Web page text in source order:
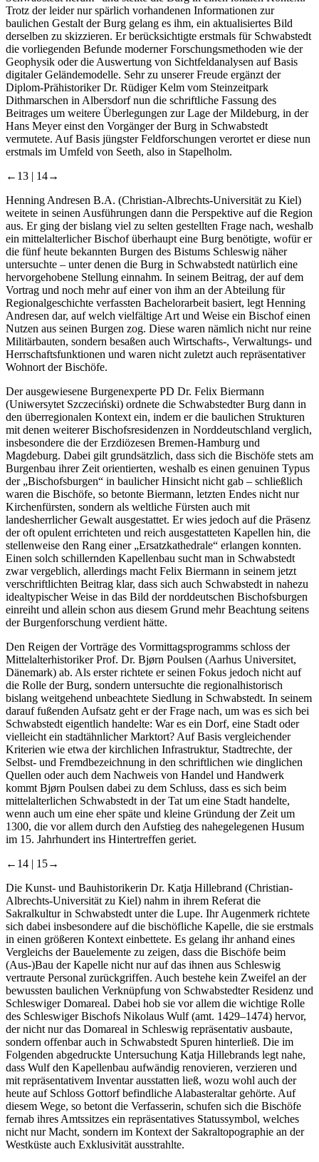
Trotz der leider nur spärlich vorhandenen Informationen zur
baulichen Gestalt der Burg gelang es ihm, ein aktualisiertes Bild
derselben zu skizzieren. Er berücksichtigte erstmals für Schwabstedt
die vorliegenden Befunde moderner Forschungsmethoden wie der
Geophysik oder die Auswertung von Sichtfeldanalysen auf Basis
digitaler Geländemodelle. Sehr zu unserer Freude ergänzt der
Diplom-Prähistoriker Dr. Rüdiger Kelm vom Steinzeitpark
Dithmarschen in Albersdorf nun die schriftliche Fassung des
Beitrages um weitere Überlegungen zur Lage der Mildeburg, in der
Hans Meyer einst den Vorgänger der Burg in Schwabstedt
vermutete. Auf Basis jüngster Feldforschungen verortet er diese nun
erstmals im Umfeld von Seeth, also in Stapelholm.
←13 | 14→
Henning Andresen B.A. (Christian-Albrechts-Universität zu Kiel)
weitete in seinen Ausführungen dann die Perspektive auf die Region
aus. Er ging der bislang viel zu selten gestellten Frage nach, weshalb
ein mittelalterlicher Bischof überhaupt eine Burg benötigte, wofür er
die fünf heute bekannten Burgen des Bistums Schleswig näher
untersuchte – unter denen die Burg in Schwabstedt natürlich eine
hervorgehobene Stellung einnahm. In seinem Beitrag, der auf dem
Vortrag und noch mehr auf einer von ihm an der Abteilung für
Regionalgeschichte verfassten Bachelorarbeit basiert, legt Henning
Andresen dar, auf welch vielfältige Art und Weise ein Bischof einen
Nutzen aus seinen Burgen zog. Diese waren nämlich nicht nur reine
Militärbauten, sondern besaßen auch Wirtschafts-, Verwaltungs- und
Herrschaftsfunktionen und waren nicht zuletzt auch repräsentativer
Wohnort der Bischöfe.
Der ausgewiesene Burgenexperte PD Dr. Felix Biermann
(Uniwersytet Szczeciński) ordnete die Schwabstedter Burg dann in
den überregionalen Kontext ein, indem er die baulichen Strukturen
mit denen weiterer Bischofsresidenzen in Norddeutschland verglich,
insbesondere die der Erzdiözesen Bremen-Hamburg und
Magdeburg. Dabei gilt grundsätzlich, dass sich die Bischöfe stets am
Burgenbau ihrer Zeit orientierten, weshalb es einen genuinen Typus
der „Bischofsburgen“ in baulicher Hinsicht nicht gab – schließlich
waren die Bischöfe, so betonte Biermann, letzten Endes nicht nur
Kirchenfürsten, sondern als weltliche Fürsten auch mit
landesherrlicher Gewalt ausgestattet. Er wies jedoch auf die Präsenz
der oft opulent errichteten und reich ausgestatteten Kapellen hin, die
stellenweise den Rang einer „Ersatzkathedrale“ erlangen konnten.
Einen solch schillernden Kapellenbau sucht man in Schwabstedt
zwar vergeblich, allerdings macht Felix Biermann in seinem jetzt
verschriftlichten Beitrag klar, dass sich auch Schwabstedt in nahezu
idealtypischer Weise in das Bild der norddeutschen Bischofsburgen
einreiht und allein schon aus diesem Grund mehr Beachtung seitens
der Burgenforschung verdient hätte.
Den Reigen der Vorträge des Vormittagsprogramms schloss der
Mittelalterhistoriker Prof. Dr. Bjørn Poulsen (Aarhus Universitet,
Dänemark) ab. Als erster richtete er seinen Fokus jedoch nicht auf
die Rolle der Burg, sondern untersuchte die regionalhistorisch
bislang weitgehend unbeachtete Siedlung in Schwabstedt. In seinem
darauf fußenden Aufsatz geht er der Frage nach, um was es sich bei
Schwabstedt eigentlich handelte: War es ein Dorf, eine Stadt oder
vielleicht ein stadtähnlicher Marktort? Auf Basis vergleichender
Kriterien wie etwa der kirchlichen Infrastruktur, Stadtrechte, der
Selbst- und Fremdbezeichnung in den schriftlichen wie dinglichen
Quellen oder auch dem Nachweis von Handel und Handwerk
kommt Bjørn Poulsen dabei zu dem Schluss, dass es sich beim
mittelalterlichen Schwabstedt in der Tat um eine Stadt handelte,
wenn auch um eine eher späte und kleine Gründung der Zeit um
1300, die vor allem durch den Aufstieg des nahegelegenen Husum
im 15. Jahrhundert ins Hintertreffen geriet.
←14 | 15→
Die Kunst- und Bauhistorikerin Dr. Katja Hillebrand (Christian-
Albrechts-Universität zu Kiel) nahm in ihrem Referat die
Sakralkultur in Schwabstedt unter die Lupe. Ihr Augenmerk richtete
sich dabei insbesondere auf die bischöfliche Kapelle, die sie erstmals
in einen größeren Kontext einbettete. Es gelang ihr anhand eines
Vergleichs der Bauelemente zu zeigen, dass die Bischöfe beim
(Aus-)Bau der Kapelle nicht nur auf das ihnen aus Schleswig
vertraute Personal zurückgriffen. Auch bestehe kein Zweifel an der
bewussten baulichen Verknüpfung von Schwabstedter Residenz und
Schleswiger Domareal. Dabei hob sie vor allem die wichtige Rolle
des Schleswiger Bischofs Nikolaus Wulf (amt. 1429–1474) hervor,
der nicht nur das Domareal in Schleswig repräsentativ ausbaute,
sondern offenbar auch in Schwabstedt Spuren hinterließ. Die im
Folgenden abgedruckte Untersuchung Katja Hillebrands legt nahe,
dass Wulf den Kapellenbau aufwändig renovieren, verzieren und
mit repräsentativem Inventar ausstatten ließ, wozu wohl auch der
heute auf Schloss Gottorf befindliche Alabasteraltar gehörte. Auf
diesem Wege, so betont die Verfasserin, schufen sich die Bischöfe
fernab ihres Amtssitzes ein repräsentatives Statussymbol, welches
nicht nur Macht, sondern im Kontext der Sakraltopographie an der
Westküste auch Exklusivität ausstrahlte.